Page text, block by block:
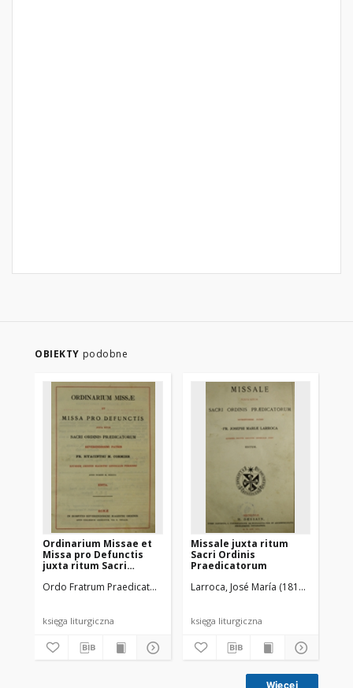
OBIEKTY podobne
Ordinarium Missae et
Missa pro Defunctis
juxta ritum Sacri
Reverendissimi Patris
anno Domini M. DCCCCX
Ordo Fratrum Praedicatorum
księga liturgiczna
Missale juxta ritum
Sacri Ordinis
Praedicatorum
Larroca, José María (1813-1891)
księga liturgiczna
Więcej